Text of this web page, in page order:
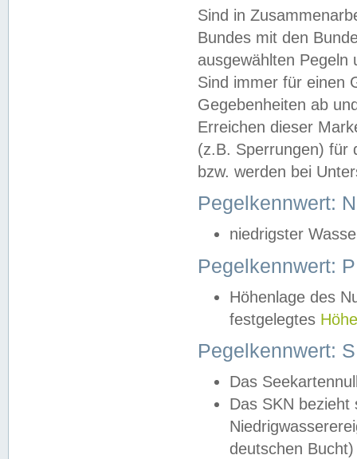
Sind in
Bundes mit den
ausgewählten
Sind immer für einen
Gegebenheiten ab
Erreichen dieser
(z.B. Sperrungen) für
bzw. werden bei
Pegelkennwert:
niedrigster
Pegelkennwert:
Höhenlage des
festgelegtes
Pegelkennwert:
Das
Das SKN
deutschen